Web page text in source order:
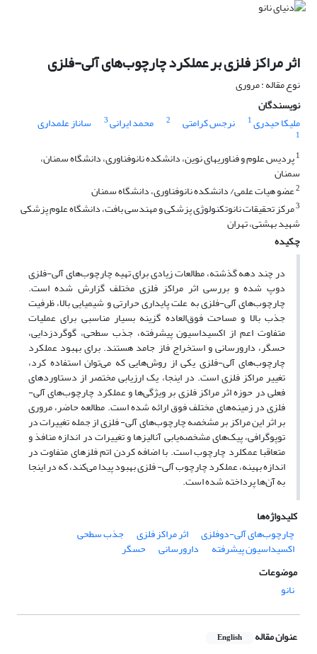
اثر مراکز فلزی بر عملکرد چارچوب‌های آلی-فلزی
نوع مقاله : مروری
نویسندگان
ملیکا حیدری1 نرجس کرامتی 2 محمد ایرانی3 ساناز علمداری
1
1پردیس علوم و فناوریهای نوین، دانشکده نانوفناوری، دانشگاه سمنان،
سمنان
2عضو هیات علمی/ دانشکده نانوفناوری، دانشگاه سمنان
3مرکز تحقیقات نانوتکنولوژی پزشکی و مهندسی بافت، دانشگاه علوم پزشکی
شهید بهشتی، تهران
چکیده
در چند دهه گذشته، مطالعات زیادی برای تهیه چارچوب‌های آلی-فلزی‌
دوپ شده و بررسی اثر مراکز فلزی مختلف گزارش شده است.
چارچوب‌های آلی-فلزی به علت پایداری حرارتی و شیمیایی ‌بالا، ظرفیت
جذب بالا و مساحت فوق‌العاده گزینه بسیار مناسبی برای عملیات
متفاوت اعم از اکسیداسیون پیشرفته، جذب سطحی، گوگردزدایی،
حسگر، دارورسانی و استخراج فاز جامد هستند. برای بهبود عملکرد
چارچوب‌های آلی-فلزی یکی از روش‌هایی که می‌توان استفاده کرد،
تغییر مراکز فلزی است. در اینجا، یک ارزیابی مختصر از دستاوردهای
فعلی در حوزه اثر مراکز فلزی بر ویژگی‌ها و عملکرد چارچوب‌های آلی-
فلزی در زمینه‌های مختلف فوق ارائه شده است. مطالعه حاضر، مروری
بر اثر این مراکز بر مشخصه چارچوب‌های آلی- فلزی از جمله تغییرات در
توپوگرافی، پیک‌های مشخصه‌یابی آنالیزها و تغییرات در اندازه منافذ و
متعاقبا عمکلرد چارچوب است. با اضافه کردن اتم فلز‌های متفاوت در
اندازه بهینه، عملکرد چارچوب آلی- فلزی بهبود پیدا می‌کند، که در اینجا
به آن‌ها پرداخته شده است.
کلیدواژه‌ها
چارچوب‌های آلی-دوفلزی
اثر مراکز فلزی جذب سطحی
اکسیداسیون پیشرفته دارورسانی
حسگر
موضوعات
نانو
عنوان مقاله English